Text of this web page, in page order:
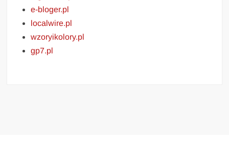
e-bloger.pl
localwire.pl
wzoryikolory.pl
gp7.pl